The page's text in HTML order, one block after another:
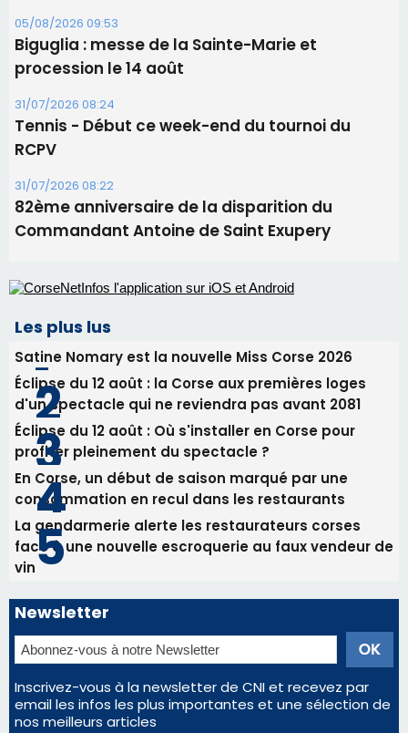
05/08/2026 09:53
Biguglia : messe de la Sainte-Marie et
procession le 14 août
31/07/2026 08:24
Tennis - Début ce week-end du tournoi du
RCPV
31/07/2026 08:22
82ème anniversaire de la disparition du
Commandant Antoine de Saint Exupery
Les plus lus
Satine Nomary est la nouvelle Miss Corse 2026
Éclipse du 12 août : la Corse aux premières loges
d'un spectacle qui ne reviendra pas avant 2081
Éclipse du 12 août : Où s'installer en Corse pour
profiter pleinement du spectacle ?
En Corse, un début de saison marqué par une
consommation en recul dans les restaurants
La gendarmerie alerte les restaurateurs corses
face à une nouvelle escroquerie au faux vendeur de
vin
Newsletter
Inscrivez-vous à la newsletter de CNI et recevez par
email les infos les plus importantes et une sélection de
nos meilleurs articles